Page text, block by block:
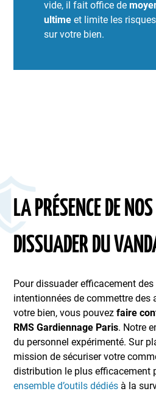
vide, il fait office de
ultime et limite les
sur votre bien.
LA PRÉSENCE DE
DISSUADER DU
Pour dissuader efficacement des
intentionnées de commettre des
votre bien, vous pouvezfaire
RMS Gardiennage Paris. Notre
du personnel expérimenté. Sur
mission de sécuriser votre
distribution le plus efficacement
ensemble d’outils dédiés à la